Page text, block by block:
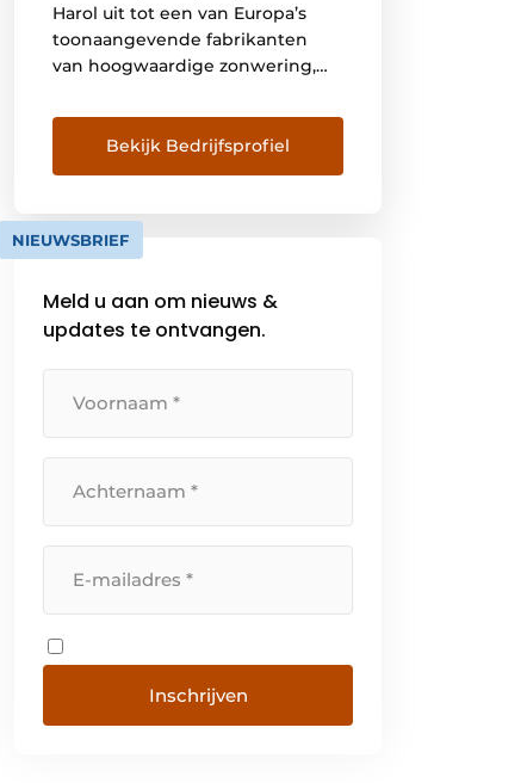
Harol uit tot een van Europa’s
toonaangevende fabrikanten
van hoogwaardige zonwering,
terrasoverkappingen. Vanuit de
fabriek in Diest (België)
ontwikkelt en produceert het
duurzame oplossingen die
comfort, design en energie-
product wordt op maat
ontwikkeld in de eigen fabriek in
Bekijk Bedrijfsprofiel
NIEUWSBRIEF
Meld u aan om nieuws &
updates te ontvangen.
Inschrijven